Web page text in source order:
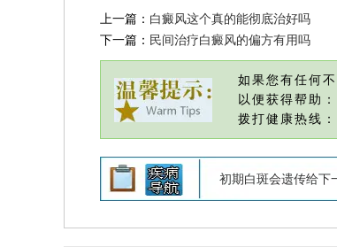
上一篇： 白癜风这个真的能彻底治好吗
下一篇： 民间治疗白癜风的偏方有用吗
如果您有任何
以便获得帮助：
拨打健康热线
初期白斑会遗传给下